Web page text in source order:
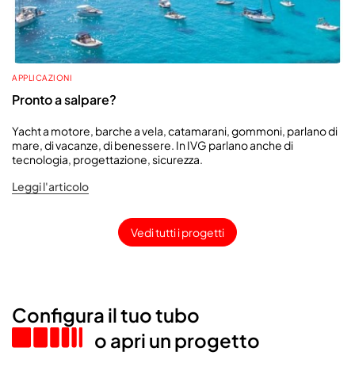
APPLICAZIONI
Pronto a salpare?
Yacht a motore, barche a vela, catamarani, gommoni, parlano di
mare, di vacanze, di benessere. In IVG parlano anche di
tecnologia, progettazione, sicurezza.
Leggi l'articolo
Vedi tutti i progetti
Configura il tuo tubo
o apri un progetto